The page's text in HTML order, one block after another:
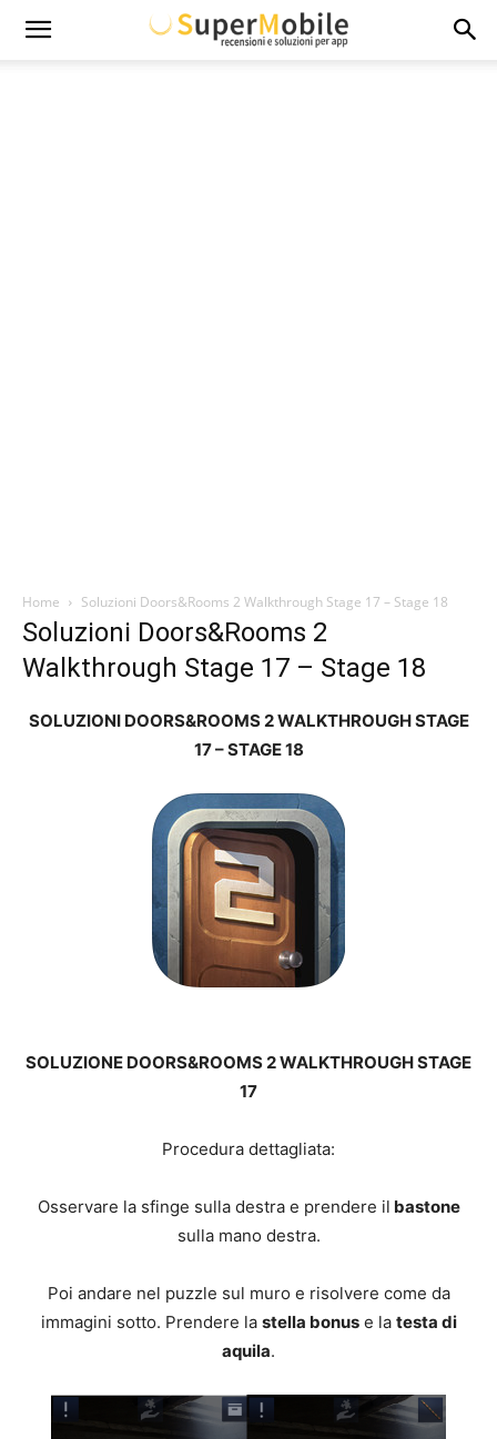
Super
Home Soluzioni Doors&Rooms 2 Walkthrough Stage 17 – Stage 18
Soluzioni Doors&Rooms 2
Walkthrough Stage 17 – Stage 18
SOLUZIONI DOORS&ROOMS 2 WALKTHROUGH STAGE
17 – STAGE 18
SOLUZIONE DOORS&ROOMS 2 WALKTHROUGH STAGE
17
Procedura dettagliata:
Osservare la sfinge sulla destra e prendere il bastone
sulla mano destra.
Poi andare nel puzzle sul muro e risolvere come da
immagini sotto. Prendere la stella bonuse la testa di
aquila.